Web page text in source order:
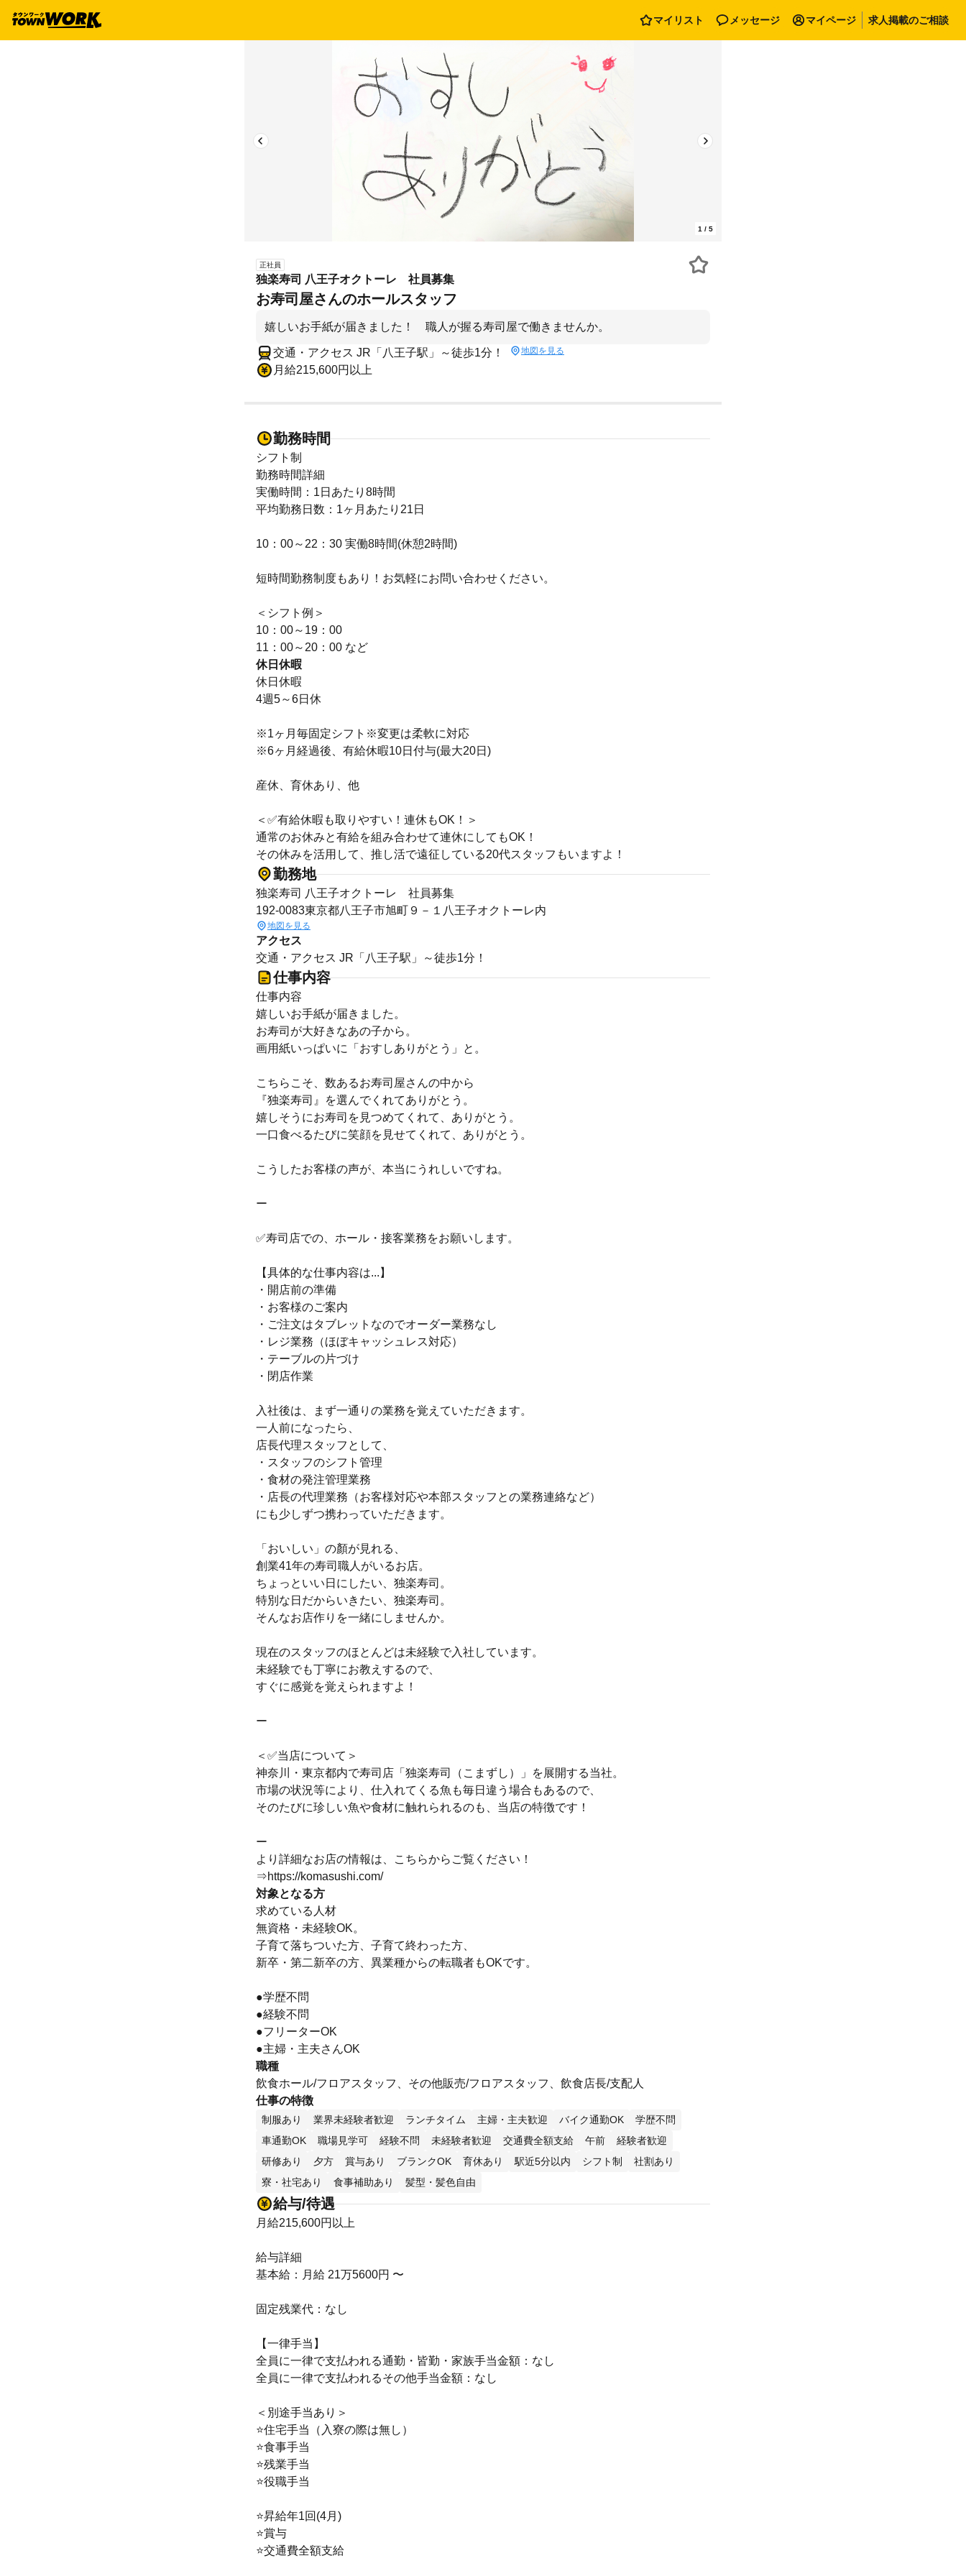
マイリスト メッセージ マイページ 求人掲載のご相談
1 / 5
正社員
独楽寿司 八王子オクトーレ 社員募集
お寿司屋さんのホールスタッフ
嬉しいお手紙が届きました！ 職人が握る寿司屋で働きませんか。
交通・アクセス JR「八王子駅」～徒歩1分！ 地図を見る
月給215,600円以上
勤務時間
シフト制
勤務時間詳細
実働時間：1日あたり8時間
平均勤務日数：1ヶ月あたり21日
10：00～22：30 実働8時間(休憩2時間)
短時間勤務制度もあり！お気軽にお問い合わせください。
＜シフト例＞
10：00～19：00
11：00～20：00 など
休日休暇
休日休暇
4週5～6日休
※1ヶ月毎固定シフト※変更は柔軟に対応
※6ヶ月経過後、有給休暇10日付与(最大20日)
産休、育休あり、他
＜✅有給休暇も取りやすい！連休もOK！＞
通常のお休みと有給を組み合わせて連休にしてもOK！
その休みを活用して、推し活で遠征している20代スタッフもいますよ！
勤務地
独楽寿司 八王子オクトーレ 社員募集
192-0083東京都八王子市旭町９－１八王子オクトーレ内
地図を見る
アクセス
交通・アクセス JR「八王子駅」～徒歩1分！
仕事内容
仕事内容
嬉しいお手紙が届きました。
お寿司が大好きなあの子から。
画用紙いっぱいに「おすしありがとう」と。
こちらこそ、数あるお寿司屋さんの中から
『独楽寿司』を選んでくれてありがとう。
嬉しそうにお寿司を見つめてくれて、ありがとう。
一口食べるたびに笑顔を見せてくれて、ありがとう。
こうしたお客様の声が、本当にうれしいですね。
ー
✅寿司店での、ホール・接客業務をお願いします。
【具体的な仕事内容は...】
・開店前の準備
・お客様のご案内
・ご注文はタブレットなのでオーダー業務なし
・レジ業務（ほぼキャッシュレス対応）
・テーブルの片づけ
・閉店作業
入社後は、まず一通りの業務を覚えていただきます。
一人前になったら、
店長代理スタッフとして、
・スタッフのシフト管理
・食材の発注管理業務
・店長の代理業務（お客様対応や本部スタッフとの業務連絡など）
にも少しずつ携わっていただきます。
「おいしい」の顏が見れる、
創業41年の寿司職人がいるお店。
ちょっといい日にしたい、独楽寿司。
特別な日だからいきたい、独楽寿司。
そんなお店作りを一緒にしませんか。
現在のスタッフのほとんどは未経験で入社しています。
未経験でも丁寧にお教えするので、
すぐに感覚を覚えられますよ！
ー
＜✅当店について＞
神奈川・東京都内で寿司店「独楽寿司（こまずし）」を展開する当社。
市場の状況等により、仕入れてくる魚も毎日違う場合もあるので、
そのたびに珍しい魚や食材に触れられるのも、当店の特徴です！
ー
より詳細なお店の情報は、こちらからご覧ください！
⇒https://komasushi.com/
対象となる方
求めている人材
無資格・未経験OK。
子育て落ちついた方、子育て終わった方、
新卒・第二新卒の方、異業種からの転職者もOKです。
●学歴不問
●経験不問
●フリーターOK
●主婦・主夫さんOK
職種
飲食ホール/フロアスタッフ、その他販売/フロアスタッフ、飲食店長/支配人
仕事の特徴
制服あり 業界未経験者歓迎 ランチタイム 主婦・主夫歓迎 バイク通勤OK
学歴不問
車通勤OK
職場見学可 経験不問 未経験者歓迎 交通費全額支給 午前
経験者歓迎
研修あり
夕方 賞与あり ブランクOK 育休あり 駅近5分以内 シフト制
社割あり
寮・社宅あり
食事補助あり 髪型・髪色自由
給与/待遇
月給215,600円以上
給与詳細
基本給：月給 21万5600円 〜
固定残業代：なし
【一律手当】
全員に一律で支払われる通勤・皆勤・家族手当金額：なし
全員に一律で支払われるその他手当金額：なし
＜別途手当あり＞
⭐住宅手当（入寮の際は無し）
⭐食事手当
⭐残業手当
⭐役職手当
⭐昇給年1回(4月)
⭐賞与
⭐交通費全額支給